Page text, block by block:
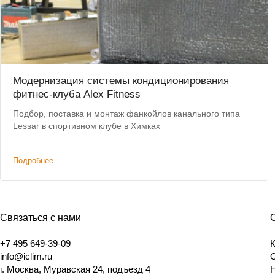
Модернизация системы кондиционирования
фитнес-клуба Alex Fitness
Подбор, поставка и монтаж фанкойлов канального типа
Lessar в спортивном клубе в Химках
Подробнее
Связаться с нами
+7 495 649-39-09
info@iclim.ru
г. Москва, Муравская 24, подъезд 4